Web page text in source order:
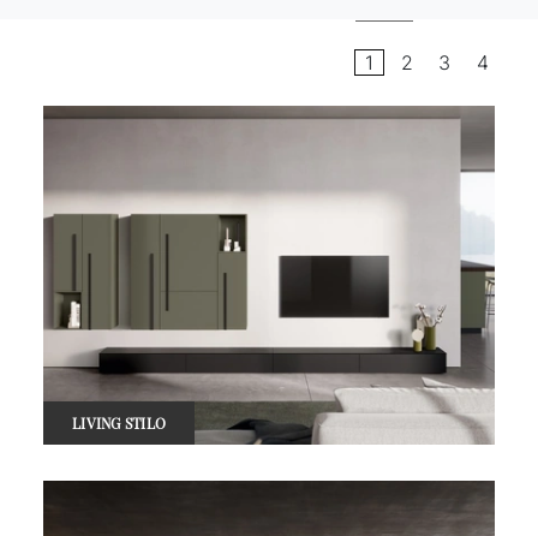
1 2 3 4
LIVING STILO